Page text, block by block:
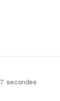
secondes